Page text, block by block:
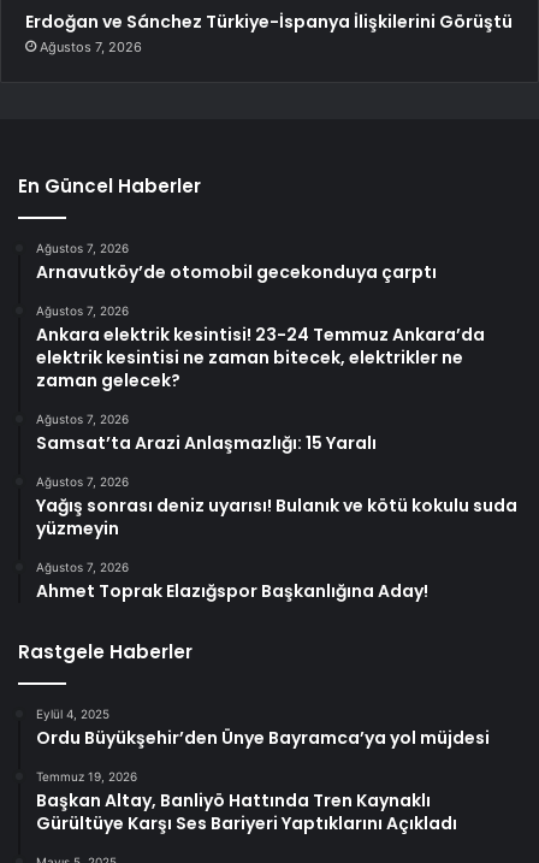
Erdoğan ve Sánchez Türkiye-İspanya İlişkilerini Görüştü
Ağustos 7, 2026
En Güncel Haberler
Ağustos 7, 2026
Arnavutköy’de otomobil gecekonduya çarptı
Ağustos 7, 2026
Ankara elektrik kesintisi! 23-24 Temmuz Ankara’da
elektrik kesintisi ne zaman bitecek, elektrikler ne
zaman gelecek?
Ağustos 7, 2026
Samsat’ta Arazi Anlaşmazlığı: 15 Yaralı
Ağustos 7, 2026
Yağış sonrası deniz uyarısı! Bulanık ve kötü kokulu suda
yüzmeyin
Ağustos 7, 2026
Ahmet Toprak Elazığspor Başkanlığına Aday!
Rastgele Haberler
Eylül 4, 2025
Ordu Büyükşehir’den Ünye Bayramca’ya yol müjdesi
Temmuz 19, 2026
Başkan Altay, Banliyö Hattında Tren Kaynaklı
Gürültüye Karşı Ses Bariyeri Yaptıklarını Açıkladı